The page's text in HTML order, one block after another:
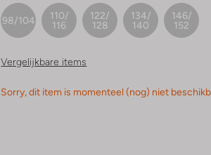
98/104
110/
116
122/
128
134/
140
146/
152
Vergelijkbare items
Sorry, dit item is momenteel (nog) niet